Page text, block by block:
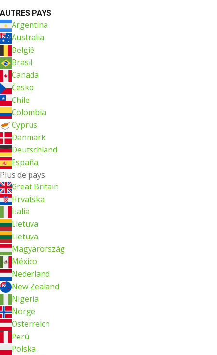
AUTRES PAYS
Argentina
Australia
België
Brasil
Canada
Česko
Chile
Colombia
Cyprus
Danmark
Deutschland
España
Plus de pays
Great Britain
Hrvatska
Italia
Lietuva
Lietuva
Magyarország
México
Nederland
New Zealand
Nigeria
Norge
Österreich
Perú
Polska